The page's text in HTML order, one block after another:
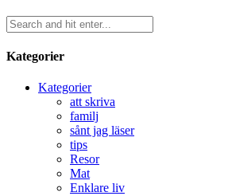
Kategorier
Kategorier
att skriva
familj
sånt jag läser
tips
Resor
Mat
Enklare liv